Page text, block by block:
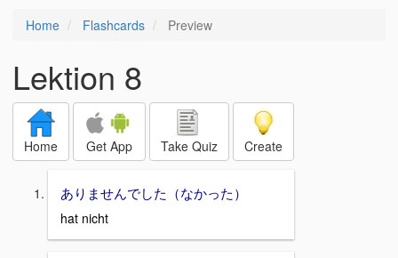
Home Flashcards Preview
Lektion 8
Home Get App Take Quiz Create
ありませんでした（なかった）
hat nicht